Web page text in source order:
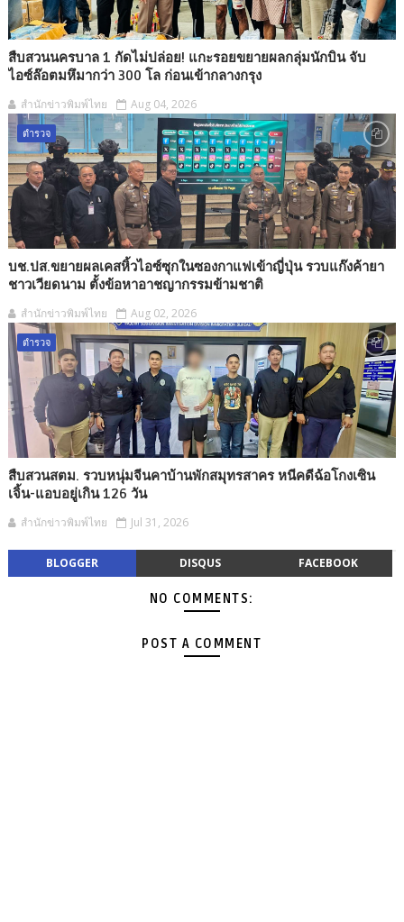
สืบสวนนครบาล 1 กัดไม่ปล่อย! แกะรอยขยายผลกลุ่มนักบิน จับ
ไอซ์ล๊อตมหึมากว่า 300 โล ก่อนเข้ากลางกรุง
สำนักข่าวพิมพ์ไทย Aug 04, 2026
ตำรวจ
บช.ปส.ขยายผลเคสหิ้วไอซ์ซุกในซองกาแฟเข้าญี่ปุ่น รวบแก๊งค้ายา
ชาวเวียดนาม ตั้งข้อหาอาชญากรรมข้ามชาติ
สำนักข่าวพิมพ์ไทย Aug 02, 2026
ตำรวจ
สืบสวนสตม. รวบหนุ่มจีนคาบ้านพักสมุทรสาคร หนีคดีฉ้อโกงเซิน
เจิ้น-แอบอยู่เกิน 126 วัน
สำนักข่าวพิมพ์ไทย Jul 31, 2026
BLOGGER DISQUS FACEBOOK
NO COMMENTS:
POST A COMMENT